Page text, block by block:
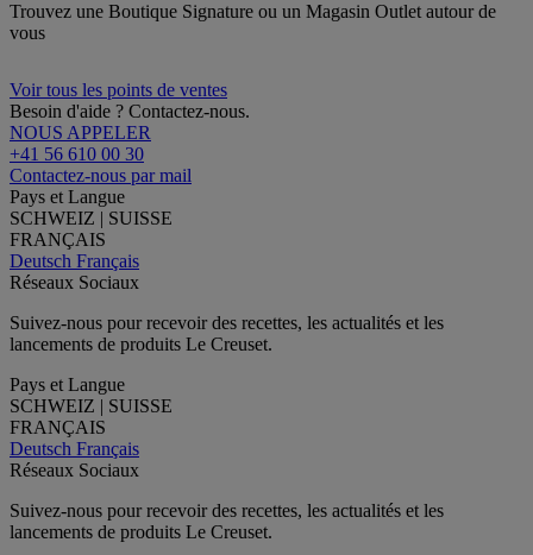
Trouvez une Boutique Signature ou un Magasin Outlet autour de
vous
Voir tous les points de ventes
Besoin d'aide ? Contactez-nous.
NOUS APPELER
+41 56 610 00 30
Contactez-nous par mail
Pays et Langue
SCHWEIZ | SUISSE
FRANÇAIS
Deutsch Français
Réseaux Sociaux
Suivez-nous pour recevoir des recettes, les actualités et les
lancements de produits Le Creuset.
Pays et Langue
SCHWEIZ | SUISSE
FRANÇAIS
Deutsch Français
Réseaux Sociaux
Suivez-nous pour recevoir des recettes, les actualités et les
lancements de produits Le Creuset.